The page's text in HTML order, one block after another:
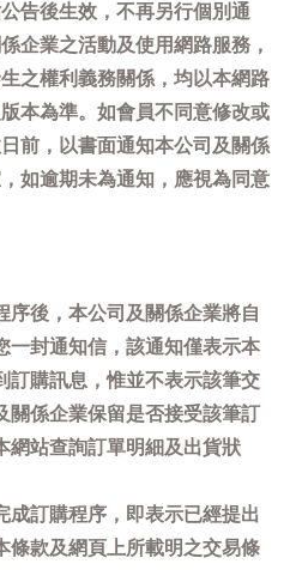
告後生效，不再另行個別通
企業之活動及使用網路服務，
之權利義務關係，均以本網路
本為準。如會員不同意修改或
前，以書面通知本公司及關係
如逾期未為通知，應視為同意
序後，本公司及關係企業將自
一封通知信，該通知僅表示本
訂購訊息，惟並不表示該筆交
關係企業保留是否接受該筆訂
網站查詢訂單明細及出貨狀
成訂購程序，即表示已經提出
條款及網頁上所載明之交易條